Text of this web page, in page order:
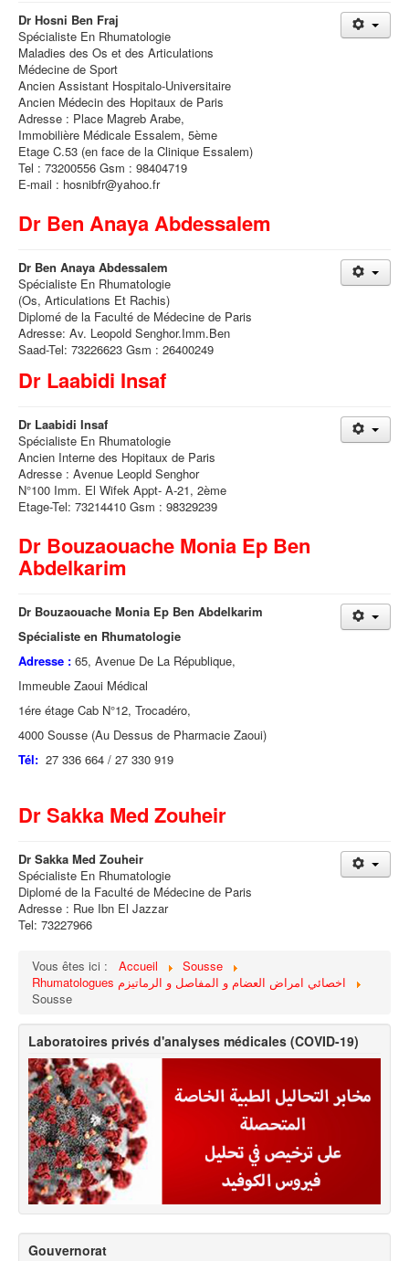
Dr Hosni Ben Fraj
Spécialiste En Rhumatologie
Maladies des Os et des Articulations
Médecine de Sport
Ancien Assistant Hospitalo-Universitaire
Ancien Médecin des Hopitaux de Paris
Adresse : Place Magreb Arabe,
Immobilière Médicale Essalem, 5ème
Etage C.53 (en face de la Clinique Essalem)
Tel : 73200556 Gsm : 98404719
E-mail : hosnibfr@yahoo.fr
Dr Ben Anaya Abdessalem
Dr Ben Anaya Abdessalem
Spécialiste En Rhumatologie
(Os, Articulations Et Rachis)
Diplomé de la Faculté de Médecine de Paris
Adresse: Av. Leopold Senghor.Imm.Ben
Saad-Tel: 73226623 Gsm : 26400249
Dr Laabidi Insaf
Dr Laabidi Insaf
Spécialiste En Rhumatologie
Ancien Interne des Hopitaux de Paris
Adresse : Avenue Leopld Senghor
N°100 Imm. El Wifek Appt- A-21, 2ème
Etage-Tel: 73214410 Gsm : 98329239
Dr Bouzaouache Monia Ep Ben
Abdelkarim
Dr Bouzaouache Monia Ep Ben Abdelkarim
Spécialiste en Rhumatologie
Adresse : 65, Avenue De La République,
Immeuble Zaoui Médical
1ére étage Cab N°12, Trocadéro,
4000 Sousse (Au Dessus de Pharmacie Zaoui)
Tél: 27 336 664 / 27 330 919
Dr Sakka Med Zouheir
Dr Sakka Med Zouheir
Spécialiste En Rhumatologie
Diplomé de la Faculté de Médecine de Paris
Adresse : Rue Ibn El Jazzar
Tel: 73227966
Vous êtes ici : Accueil
Sousse
Rhumatologues اخصائي امراض العضام و المفاصل و الرماتيزم
Sousse
Laboratoires privés d'analyses médicales (COVID-19)
Gouvernorat